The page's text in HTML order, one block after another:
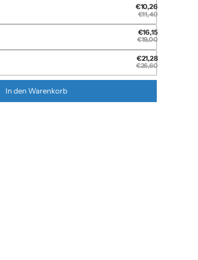
€10,26
€11,40
€16,15
€19,00
€21,28
€26,60
In den Warenkorb